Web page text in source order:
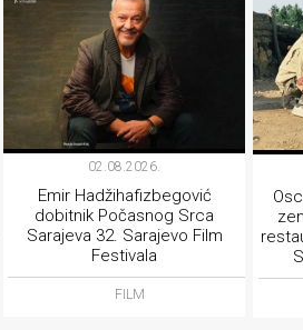
02.08.2026.
Emir Hadžihafizbegović
dobitnik Počasnog Srca
Sarajeva 32. Sarajevo Film
Festivala
FILM